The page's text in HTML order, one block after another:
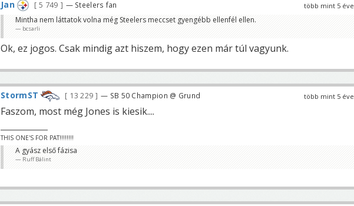
több mint 5 éve
Jan 5 749 — Steelers fan
Mintha nem láttatok volna még Steelers meccset gyengébb ellenfél ellen.
bcsarli
Ok, ez jogos. Csak mindig azt hiszem, hogy ezen már túl vagyunk.
több mint 5 éve
StormST 13 229 — SB 50 Champion @ Grund
Faszom, most még Jones is kiesik....
THIS ONE'S FOR PAT!!!!!!!!
A gyász első fázisa
Ruff Bálint